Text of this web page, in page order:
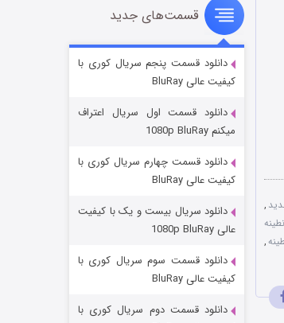
,
,
سریال زشت
قسمت۵ (زیرنویس) منتشر شد
وستی ها
قسمت‌های جدید
دانلود قسمت پنجم سریال کوری با
کیفیت عالی BluRay
دانلود قسمت اول سریال اعتراف
میکنم 1080p BluRay
دانلود قسمت چهارم سریال کوری با
کیفیت عالی BluRay
دانلود سریال بیست و یک با کیفیت
عالی 1080p BluRay
دانلود قسمت سوم سریال کوری با
کیفیت عالی BluRay
دانلود قسمت دوم سریال کوری با